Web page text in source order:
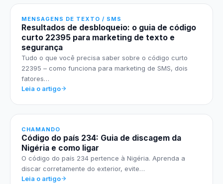
MENSAGENS DE TEXTO / SMS
Resultados de desbloqueio: o guia de código
curto 22395 para marketing de texto e
segurança
Tudo o que você precisa saber sobre o código curto
22395 – como funciona para marketing de SMS, dois
fatores…
Leia o artigo
CHAMANDO
Código do país 234: Guia de discagem da
Nigéria e como ligar
O código do país 234 pertence à Nigéria. Aprenda a
discar corretamente do exterior, evite…
Leia o artigo